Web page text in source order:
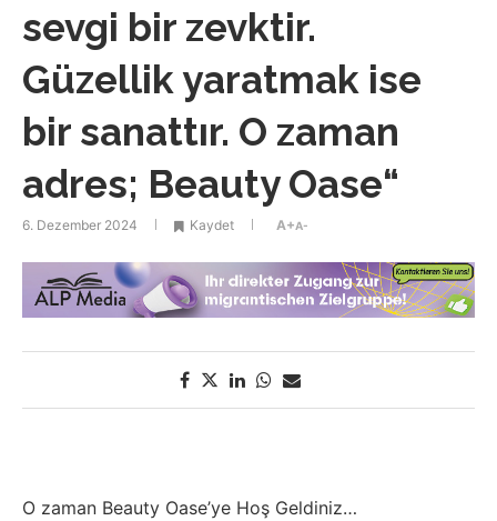
sevgi bir zevktir.
Güzellik yaratmak ise
bir sanattır. O zaman
adres; Beauty Oase“
6. Dezember 2024 Kaydet A+A-
O zaman Beauty Oase’ye Hoş Geldiniz…